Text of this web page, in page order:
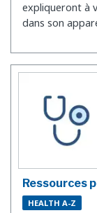
expliqueront à
dans son
Ressources
HEALTH A-Z